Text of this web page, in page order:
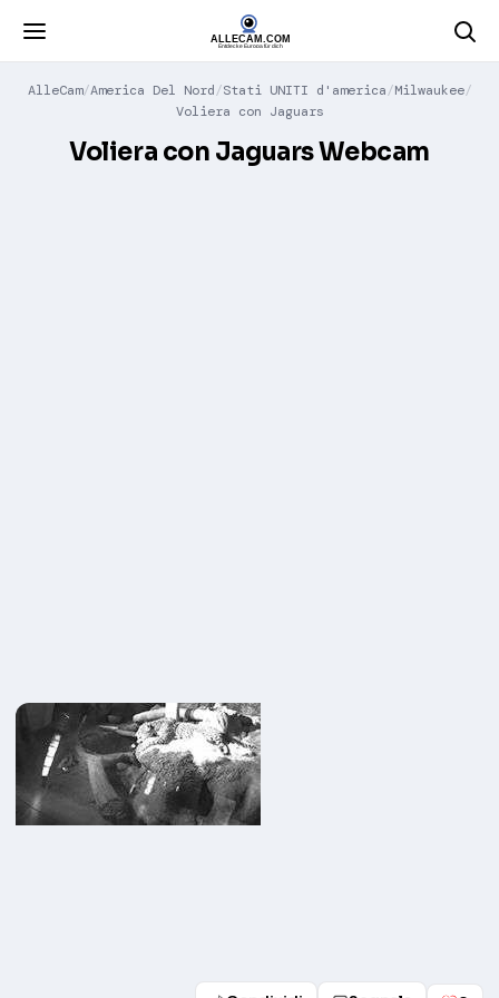
AlleCam America Del Nord Stati UNITI d'america Milwaukee
Voliera con Jaguars
Voliera con Jaguars Webcam